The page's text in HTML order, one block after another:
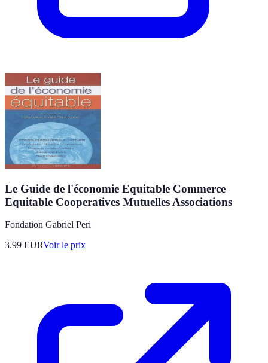
Le Guide de l'économie Equitable Commerce
Equitable Cooperatives Mutuelles Associations
Fondation Gabriel Peri
3.99 EURVoir le prix